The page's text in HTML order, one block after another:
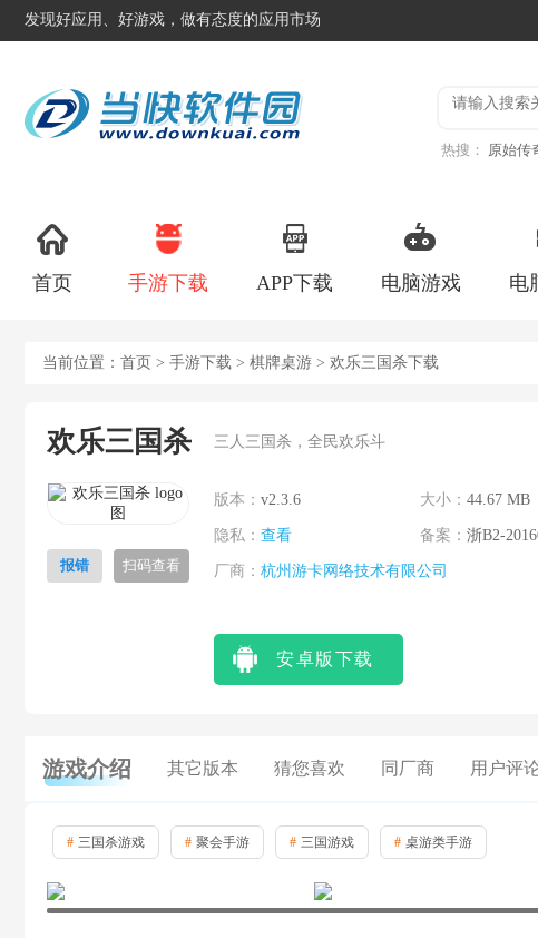
发现好应用、好游戏，做有态度的应用市场
热搜： 原始传
首页 手游下载 APP下载 电脑游戏 电
当前位置： 首页 > 手游下载 > 棋牌桌游 > 欢乐三国杀下载
欢乐三国杀 三人三国杀，全民欢乐斗
报错 扫码查看
版本： v2.3.6 大小： 44.67 MB
隐私： 查看 备案： 浙B2-
厂商： 杭州游卡网络技术有限公司
安卓版下载
游戏介绍 其它版本 猜您喜欢 同厂商 用户评
# 三国杀游戏 # 聚会手游 # 三国游戏 # 桌游类手游